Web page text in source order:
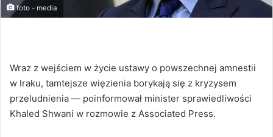
foto - media
Wraz z wejściem w życie ustawy o powszechnej amnestii
w Iraku, tamtejsze więzienia borykają się z kryzysem
przeludnienia — poinformował minister sprawiedliwości
Khaled Shwani w rozmowie z Associated Press.